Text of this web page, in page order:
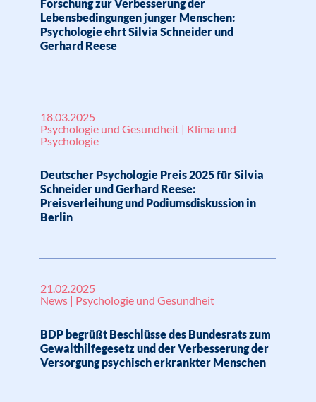
Forschung zur Verbesserung der
Lebensbedingungen junger Menschen:
Psychologie ehrt Silvia Schneider und
Gerhard Reese
18.03.2025
Psychologie und Gesundheit | Klima und
Psychologie
Deutscher Psychologie Preis 2025 für Silvia
Schneider und Gerhard Reese:
Preisverleihung und Podiumsdiskussion in
Berlin
21.02.2025
News | Psychologie und Gesundheit
BDP begrüßt Beschlüsse des Bundesrats zum
Gewalthilfegesetz und der Verbesserung der
Versorgung psychisch erkrankter Menschen